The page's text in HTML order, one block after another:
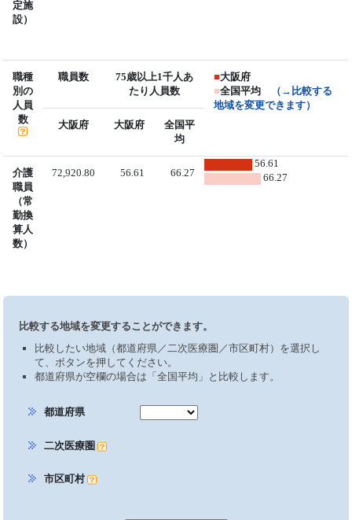
定施
設）
職種
別の
人員
数
職員数
75歳以上1千人あ
たり人員数
■大阪府
■全国平均
（→比較する
地域を変更できます）
大阪府
大阪府
全国平
均
介護
職員
（常
勤換
算人
数）
72,920.80 56.61 66.27
56.61
66.27
比較する地域を変更することができます。
比較したい地域（都道府県／二次医療圏／市区町村）を選択し
て、ボタンを押してください。
都道府県が空欄の場合は「全国平均」と比較します。
都道府県
二次医療圏
市区町村